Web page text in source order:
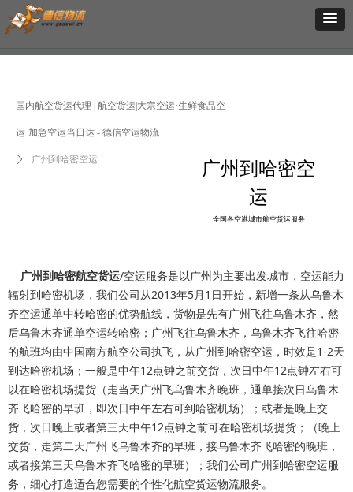
国内航空货运代理 | 航空货运|大宗空运·生鲜食品空
运·加急空运当日达 - 德信空运物流
ꄲ 广州到哈密空运
广州到哈密航空货运/空运服务是以广州为主要出发城市，空运能力
辐射到哈密机场，我们公司从2013年5月1日开始，新增一条从乌鲁木
齐空运通单中转哈密的优势航线，货物是先有广州飞往乌鲁木齐，然
后乌鲁木齐通单空运转哈密；广州飞往乌鲁木齐，乌鲁木齐飞往哈密
的航班均由中国南方航空公司执飞，从广州到哈密空运，时效是1-2天
到达哈密机场；一般是中午12点钟之前交货，次日中午12点钟左右可
以在哈密机场提货（走当天广州飞乌鲁木齐晚班，通单接次日乌鲁木
齐飞哈密的早班，即次日中午左右可到哈密机场）；或者是晚上交
货，次日晚上或者第三天中午12点钟之前可在哈密机场提货；（晚上
交货，走第二天广州飞乌鲁木齐的早班，接乌鲁木齐飞哈密的晚班，
或者接第三天乌鲁木齐飞哈密的早班）；我们公司广州到哈密空运服
务，细心打造适合您需要的个性化航空货运物流服务。
广州到哈密空
运
全国各空港城市航空货运服务